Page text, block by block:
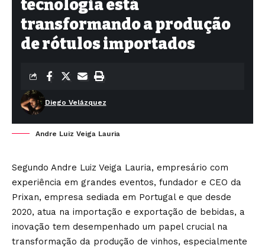
tecnologia está
transformando a produção
de rótulos importados
Diego Velázquez
Andre Luiz Veiga Lauria
Segundo Andre Luiz Veiga Lauria, empresário com
experiência em grandes eventos, fundador e CEO da
Prixan, empresa sediada em Portugal e que desde
2020, atua na importação e exportação de bebidas, a
inovação tem desempenhado um papel crucial na
transformação da produção de vinhos, especialmente